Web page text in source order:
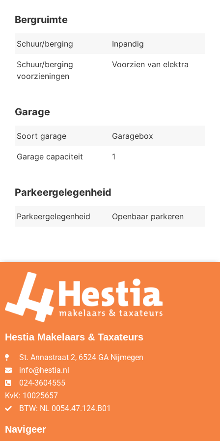
Bergruimte
Schuur/berging Inpandig
Schuur/berging
voorzieningen
Voorzien van elektra
Garage
Soort garage Garagebox
Garage capaciteit 1
Parkeergelegenheid
Parkeergelegenheid Openbaar parkeren
Hestia Makelaars & Taxateurs
St. Annastraat 2, 6524 GA Nijmegen
info@hestia.nl
024-3604555
KvK: 10025657
BTW: NL 0054.47.124.B01
Navigeer